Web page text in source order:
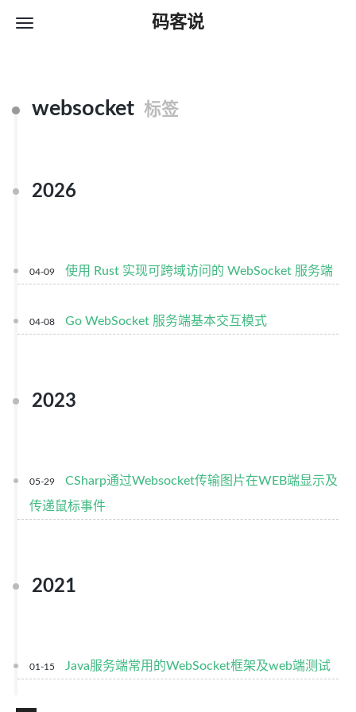
码客说
websocket 标签
2026
04-09 使用 Rust 实现可跨域访问的 WebSocket 服务端
04-08 Go WebSocket 服务端基本交互模式
2023
05-29
CSharp通过Websocket传输图片在WEB端显示及
传递鼠标事件
2021
01-15 Java服务端常用的WebSocket框架及web端测试